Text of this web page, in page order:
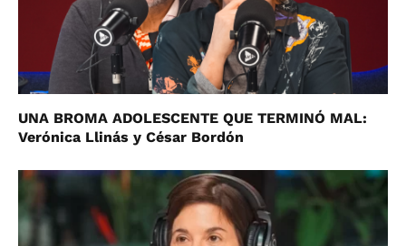
UNA BROMA ADOLESCENTE QUE TERMINÓ MAL:
Verónica Llinás y César Bordón